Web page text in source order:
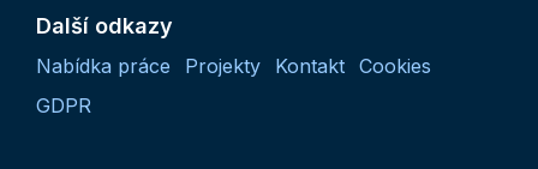
Další odkazy
Nabídka práce Projekty Kontakt Cookies
GDPR